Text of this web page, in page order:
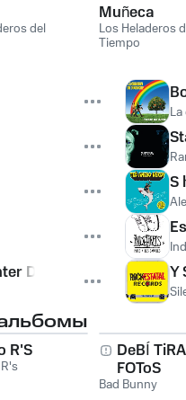
del
Muñeca
Los Heladeros
Tiempo
Deutscher
S
Ale
Y
R'S
DeBÍ
FOToS
Bad Bunny